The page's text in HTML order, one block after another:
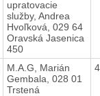
upratovacie
služby, Andrea
Hvoľková, 029 64
Oravská Jasenica
450
M.A.G, Marián
Gembala, 028 01
Trstená